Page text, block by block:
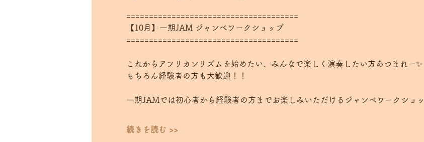
======================================
【10月】一期JAM ジャンベワークショップ
======================================
これからアフリカンリズムを始めたい、みんなで楽しく演奏したい方あつまれー✨
もちろん経験者の方も大歓迎！！
一期JAMでは初心者から経験者の方までお楽しみいただけるジャンベワークショ
続きを読む >>